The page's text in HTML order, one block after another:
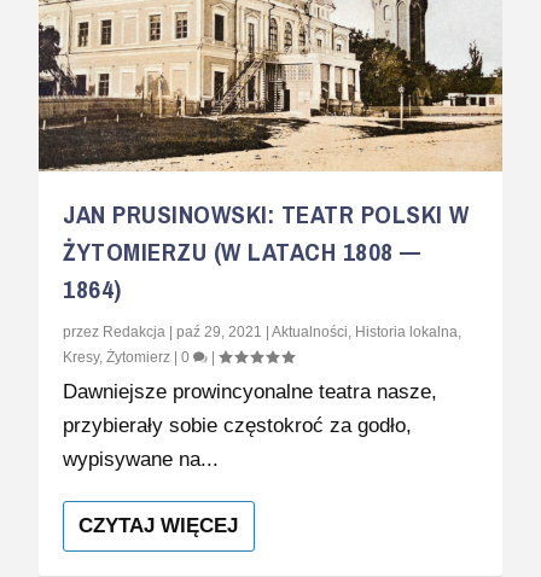
JAN PRUSINOWSKI: TEATR POLSKI W
ŻYTOMIERZU (W LATACH 1808 —
1864)
przez Redakcja |paź 29, 2021 |Aktualności, Historia lokalna,
Kresy,Żytomierz |0 |
Dawniejsze prowincyonalne teatra nasze,
przybierały sobie częstokroć za godło,
wypisywane na...
CZYTAJ WIĘCEJ